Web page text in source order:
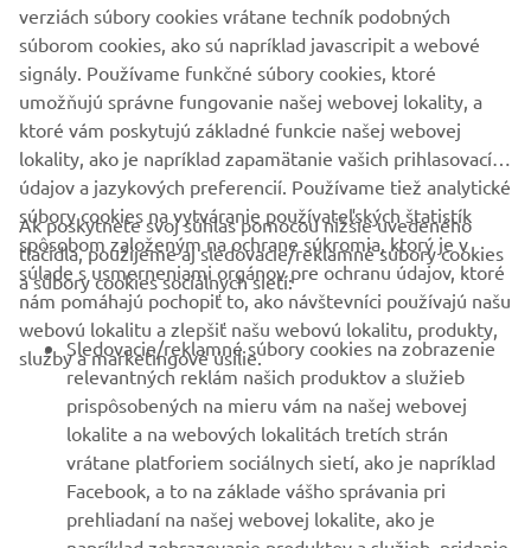
PODPORA
BULLETIN
Získajte medzi prvými informácie o najnovších ponukách,
špeciálnych akciách, nových verziách a mnoho ďalšieho
PRIHLÁSIŤ SA NA ODBER
Prečítajte si naše Zásady ochrany osobných údajov, aby ste sa
dozvedeli, ako spracovávame vaše osobné údaje:Ochrana
Osobných Údajov
Slovakia (Slovak)
verziách súbory cookies vrátane techník podobných
súborom cookies, ako sú napríklad javascripit a webové
signály. Používame funkčné súbory cookies, ktoré
umožňujú správne fungovanie našej webovej lokality, a
ktoré vám poskytujú základné funkcie našej webovej
lokality, ako je napríklad zapamätanie vašich prihlasovacích
údajov a jazykových preferencií. Používame tiež analytické
súbory cookies na vytváranie používateľských štatistík
spôsobom založeným na ochrane súkromia, ktorý je v
súlade s usmerneniami orgánov pre ochranu údajov, ktoré
nám pomáhajú pochopiť to, ako návštevníci používajú našu
webovú lokalitu a zlepšiť našu webovú lokalitu, produkty,
služby a marketingové úsilie.
Ak poskytnete svoj súhlas pomocou nižšie uvedeného
tlačidla, použijeme aj sledovacie/reklamné súbory cookies
a súbory cookies sociálnych sietí:
Sledovacie/reklamné súbory cookies na zobrazenie
relevantných reklám našich produktov a služieb
prispôsobených na mieru vám na našej webovej
lokalite a na webových lokalitách tretích strán
vrátane platforiem sociálnych sietí, ako je napríklad
Facebook, a to na základe vášho správania pri
prehliadaní na našej webovej lokalite, ako je